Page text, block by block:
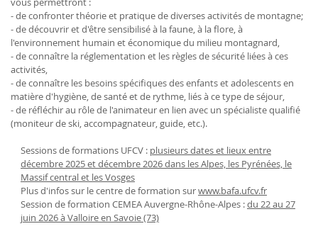
- de confronter théorie et pratique de diverses activités de montagne;
- de découvrir et d'être sensibilisé à la faune, à la flore, à
l'environnement humain et économique du milieu montagnard,
- de connaître la réglementation et les règles de sécurité liées à ces
activités,
- de connaître les besoins spécifiques des enfants et adolescents en
matière d'hygiène, de santé et de rythme, liés à ce type de séjour,
- de réfléchir au rôle de l'animateur en lien avec un spécialiste qualifié
(moniteur de ski, accompagnateur, guide, etc.).
Sessions de formations UFCV : plusieurs dates et lieux entre
décembre 2025 et décembre 2026 dans les Alpes, les Pyrénées, le
Massif central et les Vosges
Plus d'infos sur le centre de formation surwww.bafa.ufcv.fr
Session de formation CEMEA Auvergne-Rhône-Alpes :du 22 au 27
juin 2026 à Valloire en Savoie (73)